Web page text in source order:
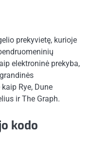
prekyvietę, kurioje
elektroninė prekyba,
Rye, Dune
ir The Graph.
kodo